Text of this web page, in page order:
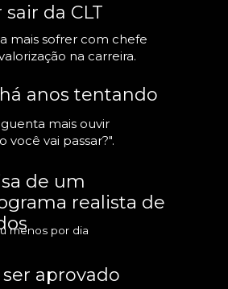
sair da CLT
anos tentando
mais sofrer com chefe
na carreira.
mais ouvir
você vai passar?".
de um
realista de
aprovado
menos por dia